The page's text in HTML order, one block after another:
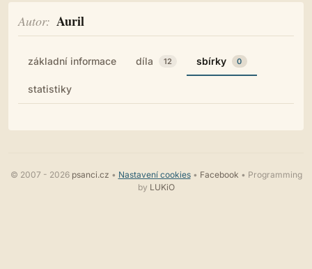
Autor Auril
základní informace díla 12 sbírky 0
statistiky
© 2007 - 2026 psanci.cz • Nastavení cookies• Facebook • Programming
by LUKiO